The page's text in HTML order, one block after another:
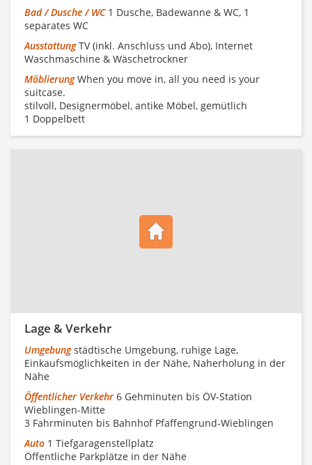
Bad / Dusche / WC1 Dusche, Badewanne & WC, 1
separates WC
AusstattungTV (inkl. Anschluss und Abo), Internet
Waschmaschine & Wäschetrockner
MöblierungWhen you move in, all you need is your
suitcase.
stilvoll, Designermöbel, antike Möbel, gemütlich
1 Doppelbett
Lage & Verkehr
Umgebungstädtische Umgebung, ruhige Lage,
Einkaufsmöglichkeiten in der Nähe, Naherholung in der
Nähe
Öffentlicher Verkehr 6 Gehminuten bis ÖV-Station
Wieblingen-Mitte
3 Fahrminuten bis Bahnhof Pfaffengrund-Wieblingen
Auto 1 Tiefgaragenstellplatz
Öffentliche Parkplätze in der Nähe